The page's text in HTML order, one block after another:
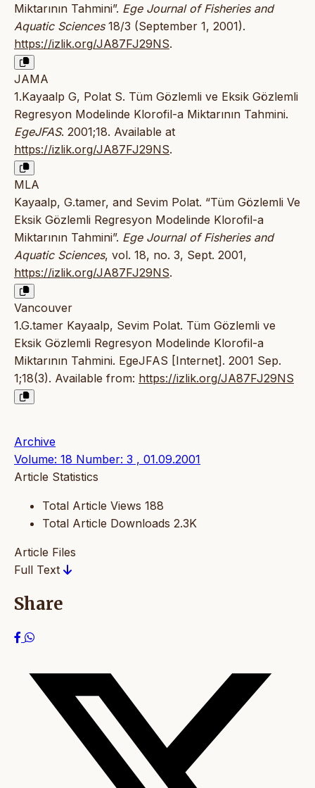
Miktarının Tahmini”. Ege Journal of Fisheries and
Aquatic Sciences18/3 (September 1, 2001).
https://izlik.org/JA87FJ29NS.
JAMA
1.Kayaalp G, Polat S. Tüm Gözlemli ve Eksik Gözlemli
Regresyon Modelinde Klorofil-a Miktarının Tahmini.
EgeJFAS. 2001;18. Available at
https://izlik.org/JA87FJ29NS.
MLA
Kayaalp, G.tamer, and Sevim Polat. “Tüm Gözlemli Ve
Eksik Gözlemli Regresyon Modelinde Klorofil-a
Miktarının Tahmini”. Ege Journal of Fisheries and
Aquatic Sciences, vol. 18, no. 3, Sept. 2001,
https://izlik.org/JA87FJ29NS.
Vancouver
1.G.tamer Kayaalp, Sevim Polat. Tüm Gözlemli ve
Eksik Gözlemli Regresyon Modelinde Klorofil-a
Miktarının Tahmini. EgeJFAS [Internet]. 2001 Sep.
1;18(3). Available from: https://izlik.org/JA87FJ29NS
Archive
Volume: 18 Number: 3 , 01.09.2001
Article Statistics
Total Article Views 188
Total Article Downloads 2.3K
Article Files
Full Text
Share